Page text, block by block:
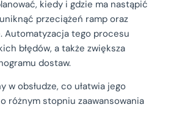
kiedy i gdzie ma nastąpić
przeciążeń ramp oraz
Automatyzacja tego procesu
błędów, a także zwiększa
dostaw.
obsłudze, co ułatwia jego
różnym stopniu zaawansowania